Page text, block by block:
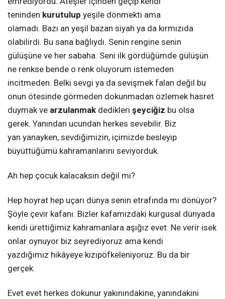
teninden kurutulup yeşile dönmekti ama
olamadı. Bazı an yeşil bazan siyah ya da kırmızıda
olabilirdi. Bu sana bağlıydı. Senin rengine senin
gülüşüne ve her sabaha. Seni ilk gördüğümde gülüşün
ne renkse bende o renk oluyorum istemeden
incitmeden. Belki sevgi ya da sevişmek falan değil bu
onun ötesinde görmeden dokunmadan özlemek hasret
duymak ve arzulanmak dedikleri şeyciğiz bu olsa
gerek. Yanından ucundan herkes sevebilir. Biz
yan yanayken, sevdiğimizin, içimizde besleyip
büyüttüğümü kahramanlarını seviyorduk.
Ah hep çocuk kalacaksın değil mi?
Hep hoyrat hep uçarı dünya senin etrafında mı dönüyor?
Şöyle çevir kafanı. Bizler kafamızdaki kurgusal dünyada
kendi ürettiğimiz kahramanlara aşığız evet. Ne verir isek
onlar oynuyor biz seyrediyoruz ama kendi
yazdığımız hikâyeye kızıpöfkeleniyoruz. Bu da bir
gerçek.
Evet evet herkes dokunur yakınındakine, yanındakini